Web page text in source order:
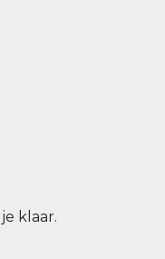
klaar.